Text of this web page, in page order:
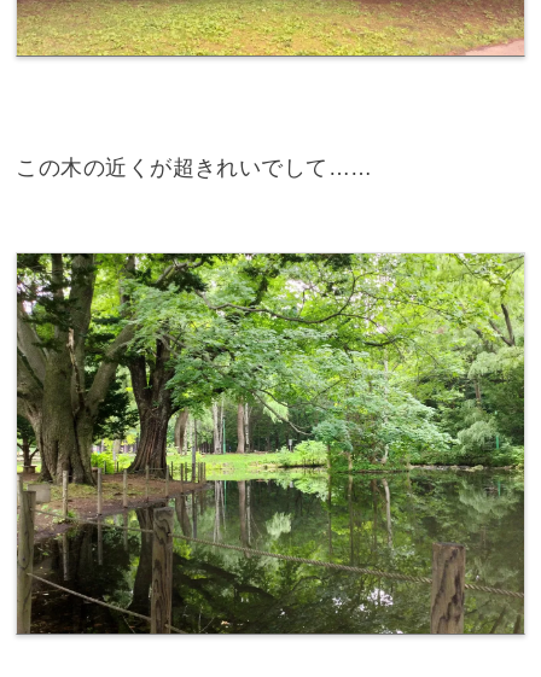
この木の近くが超きれいでして……